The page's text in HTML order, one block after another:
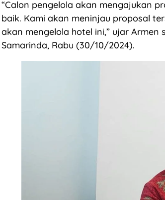
“Calon pengelola akan mengajukan
baik. Kami akan meninjau proposal
akan mengelola hotel ini,” ujar
Samarinda, Rabu (30/10/2024).